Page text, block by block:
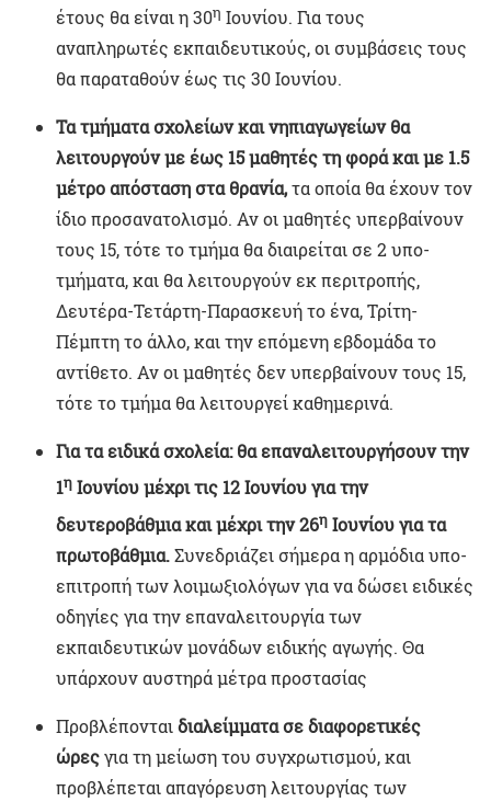
έτους θα είναι η 30η Ιουνίου. Για τους
αναπληρωτές εκπαιδευτικούς, οι συμβάσεις τους
θα παραταθούν έως τις 30 Ιουνίου.
Τα τμήματα σχολείων και νηπιαγωγείων θα
λειτουργούν με έως 15 μαθητές τη φορά και με 1.5
μέτρο απόσταση στα θρανία,τα οποία θα έχουν τον
ίδιο προσανατολισμό. Αν οι μαθητές υπερβαίνουν
τους 15, τότε το τμήμα θα διαιρείται σε 2 υπο-
τμήματα, και θα λειτουργούν εκ περιτροπής,
Δευτέρα-Τετάρτη-Παρασκευή το ένα, Τρίτη-
Πέμπτη το άλλο, και την επόμενη εβδομάδα το
αντίθετο. Αν οι μαθητές δεν υπερβαίνουν τους 15,
τότε το τμήμα θα λειτουργεί καθημερινά.
Για τα ειδικά σχολεία: θα επαναλειτουργήσουν την
1η Ιουνίου μέχρι τις 12 Ιουνίου για την
δευτεροβάθμια και μέχρι την 26η Ιουνίου για τα
πρωτοβάθμια.Συνεδριάζει σήμερα η αρμόδια υπο-
επιτροπή των λοιμωξιολόγων για να δώσει ειδικές
οδηγίες για την επαναλειτουργία των
εκπαιδευτικών μονάδων ειδικής αγωγής. Θα
υπάρχουν αυστηρά μέτρα προστασίας
Προβλέπονταιδιαλείμματα σε διαφορετικές
ώρεςγια τη μείωση του συγχρωτισμού, και
προβλέπεται απαγόρευση λειτουργίας των